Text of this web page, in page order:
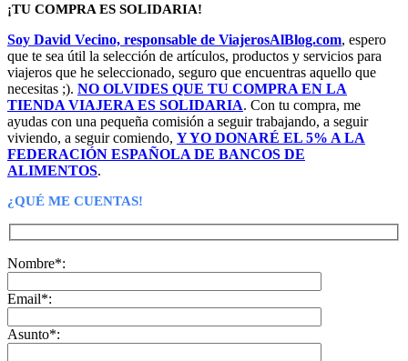
original
29,95€.
actual
27,00€.
¡TU COMPRA ES SOLIDARIA!
Soy David Vecino, responsable de ViajerosAlBlog.com, espero
que te sea útil la selección de artículos, productos y servicios para
viajeros que he seleccionado, seguro que encuentras aquello que
necesitas ;). NO OLVIDES QUE TU COMPRA EN LA
TIENDA VIAJERA ES SOLIDARIA. Con tu compra, me
ayudas con una pequeña comisión a seguir trabajando, a seguir
viviendo, a seguir comiendo, Y YO DONARÉ EL 5% A LA
FEDERACIÓN ESPAÑOLA DE BANCOS DE
ALIMENTOS.
¿QUÉ ME CUENTAS!
Nombre*:
Email*:
Asunto*: